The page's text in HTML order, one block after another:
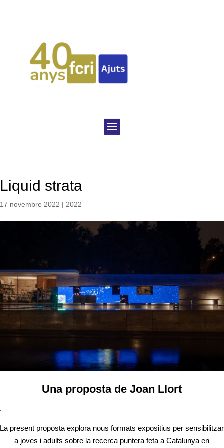
Liquid strata
17 novembre 2022 | 2022
Una proposta de Joan Llort
.
La present proposta explora nous formats expositius per sensibilitzar
a joves i adults sobre la recerca puntera feta a Catalunya en